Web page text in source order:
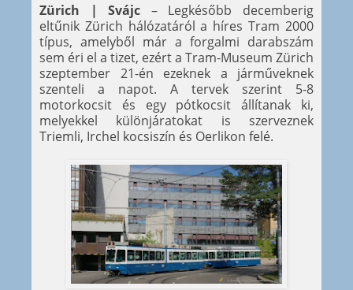
Zürich | Svájc – Legkésőbb decemberig
eltűnik Zürich hálózatáról a híres Tram 2000
típus, amelyből már a forgalmi darabszám
sem éri el a tizet, ezért a Tram-Museum Zürich
szeptember 21-én ezeknek a járműveknek
szenteli a napot. A tervek szerint 5-8
motorkocsit és egy pótkocsit állítanak ki,
melyekkel különjáratokat is szerveznek
Triemli, Irchel kocsiszín és Oerlikon felé.